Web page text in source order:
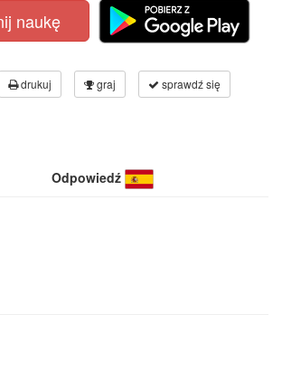
naukę
drukuj graj sprawdź się
Odpowiedź